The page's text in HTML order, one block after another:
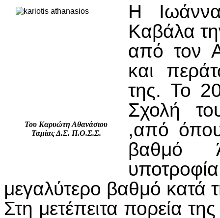
Του Καρυώτη Αθανάσιου
Ταμίας Δ.Σ. Π.Ο.Σ.Σ.
Η
Καβάλα
από τον
και
της. Το
Σχολή
,από
βαθμό
μεγαλύτερο βαθμό κατά
Στη μετέπειτα πορεία